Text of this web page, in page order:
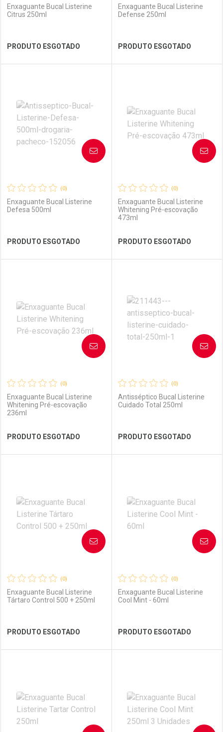
Ver Desconto Convênio Ver Desconto Convênio
Enxaguante Bucal Listerine
Citrus 250ml
PRODUTO ESGOTADO
Laboratório
Ver Desconto Convênio
Por Menos
Enxaguante Bucal Listerine
Defense 250ml
PRODUTO ESGOTADO
Laboratório
Ver Desconto Convênio
Por Menos
(0)
Enxaguante Bucal Listerine
Defesa 500ml
PRODUTO ESGOTADO
AVISE-ME
Laboratório
Ver Desconto Convênio
Por Menos
(0)
Enxaguante Bucal Listerine
Whitening Pré-escovação
473ml
PRODUTO ESGOTADO
AVISE-ME
Laboratório
Ver Desconto Convênio
Por Menos
(0)
Enxaguante Bucal Listerine
Whitening Pré-escovação
236ml
PRODUTO ESGOTADO
AVISE-ME
Laboratório
Ver Desconto Convênio
Por Menos
(0)
Antisséptico Bucal Listerine
Cuidado Total 250ml
PRODUTO ESGOTADO
AVISE-ME
Laboratório
Ver Desconto Convênio
Por Menos
(0)
Enxaguante Bucal Listerine
Tártaro Control 500 + 250ml
PRODUTO ESGOTADO
AVISE-ME
Laboratório
Por Menos
(0)
Enxaguante Bucal Listerine
Cool Mint - 60ml
PRODUTO ESGOTADO
AVISE-ME
Laboratório
Por Menos